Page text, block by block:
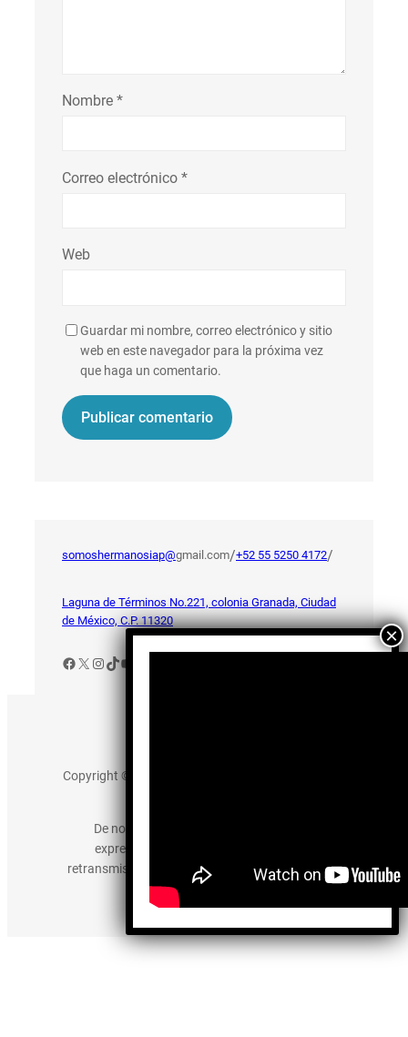
Nombre *
Correo electrónico *
Web
Guardar mi nombre, correo electrónico y sitio
web en este navegador para la próxima vez
que haga un comentario.
somoshermanosiap@gmail.com/+52 55 5250 4172/
Laguna de Términos No.221, colonia Granada, Ciudad
de México, C.P. 11320
Facebook
X Instagram
TikTok
YouTube
Copyright © 2025 somos-hermanos.mx. Todos los
De no existir previa autorización, queda
expresamente prohibida la publicación,
retransmisión, edición y cualquier otro uso de los
contenidos.